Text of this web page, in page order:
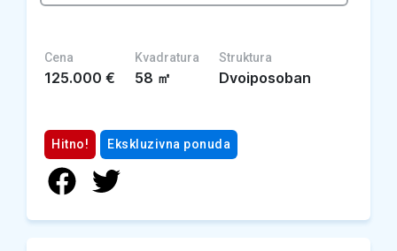
Cena
125.000 €
Kvadratura
58 ㎡
Struktura
Dvoiposoban
Hitno! Ekskluzivna ponuda